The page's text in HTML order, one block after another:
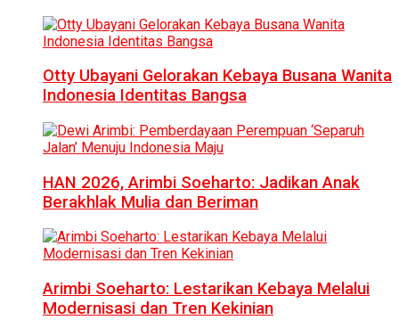
Otty Ubayani Gelorakan Kebaya Busana Wanita
Indonesia Identitas Bangsa
HAN 2026, Arimbi Soeharto: Jadikan Anak
Berakhlak Mulia dan Beriman
Arimbi Soeharto: Lestarikan Kebaya Melalui
Modernisasi dan Tren Kekinian